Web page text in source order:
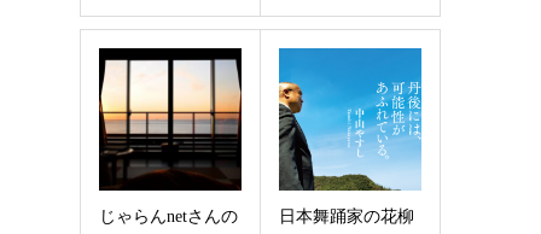
じゃらんnetさんの
日本舞踊家の花柳